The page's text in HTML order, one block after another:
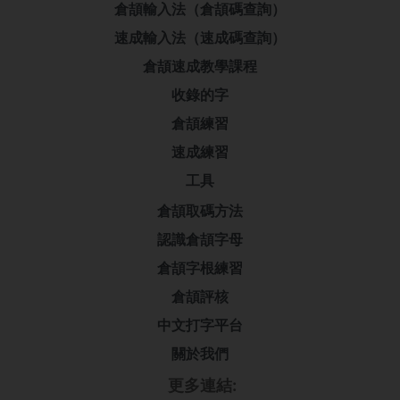
倉頡輸入法（倉頡碼查詢）
速成輸入法（速成碼查詢）
倉頡速成教學課程
收錄的字
倉頡練習
速成練習
工具
倉頡取碼方法
認識倉頡字母
倉頡字根練習
倉頡評核
中文打字平台
關於我們
更多連結: